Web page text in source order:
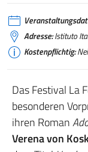
Adresse:Istituto
Kostenpflichtig:
Das Festival La
besonderen
ihren Roman
Verena von